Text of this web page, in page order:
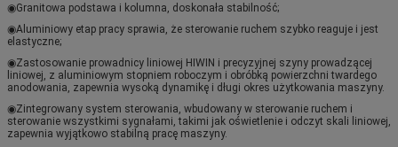
◉Granitowa podstawa i kolumna, doskonała stabilność;
◉Aluminiowy etap pracy sprawia, że ​​sterowanie ruchem szybko reaguje i jest
elastyczne;
◉Zastosowanie prowadnicy liniowej HIWIN i precyzyjnej szyny prowadzącej
liniowej, z aluminiowym stopniem roboczym i obróbką powierzchni twardego
anodowania, zapewnia wysoką dynamikę i długi okres użytkowania maszyny.
◉Zintegrowany system sterowania, wbudowany w sterowanie ruchem i
sterowanie wszystkimi sygnałami, takimi jak oświetlenie i odczyt skali liniowej,
zapewnia wyjątkowo stabilną pracę maszyny.